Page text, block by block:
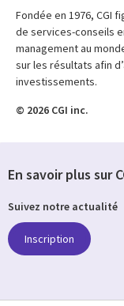
Fondée en 1976, CGI
de services-conseils
management au
sur les résultats afin
investissements.
© 2026 CGI inc.
En savoir plus sur
Suivez notre actualité
Inscription